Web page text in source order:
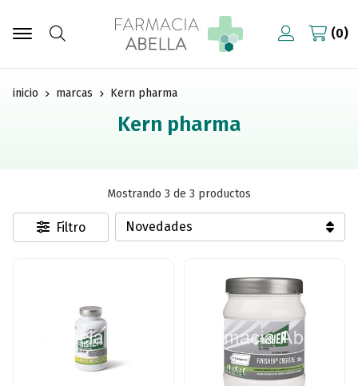
Buscar
0
inicio marcas Kern pharma
Kern pharma
Mostrando 3 de 3 productos
Filtro